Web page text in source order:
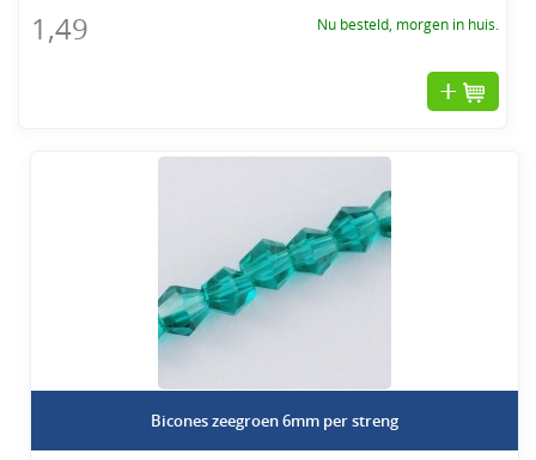
1,49 Nu besteld, morgen in huis.
Bicones zeegroen 6mm per streng